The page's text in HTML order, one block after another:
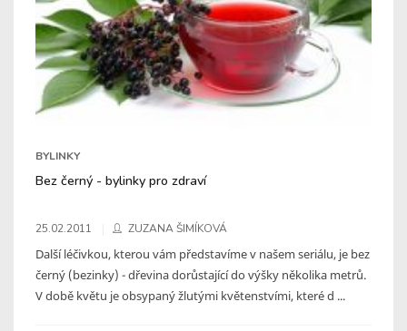
BYLINKY
Bez černý - bylinky pro zdraví
25.02.2011 ZUZANA ŠIMÍKOVÁ
Další léčivkou, kterou vám představíme v našem seriálu, je bez
černý (bezinky) - dřevina dorůstající do výšky několika metrů.
V době květu je obsypaný žlutými květenstvími, které d ...